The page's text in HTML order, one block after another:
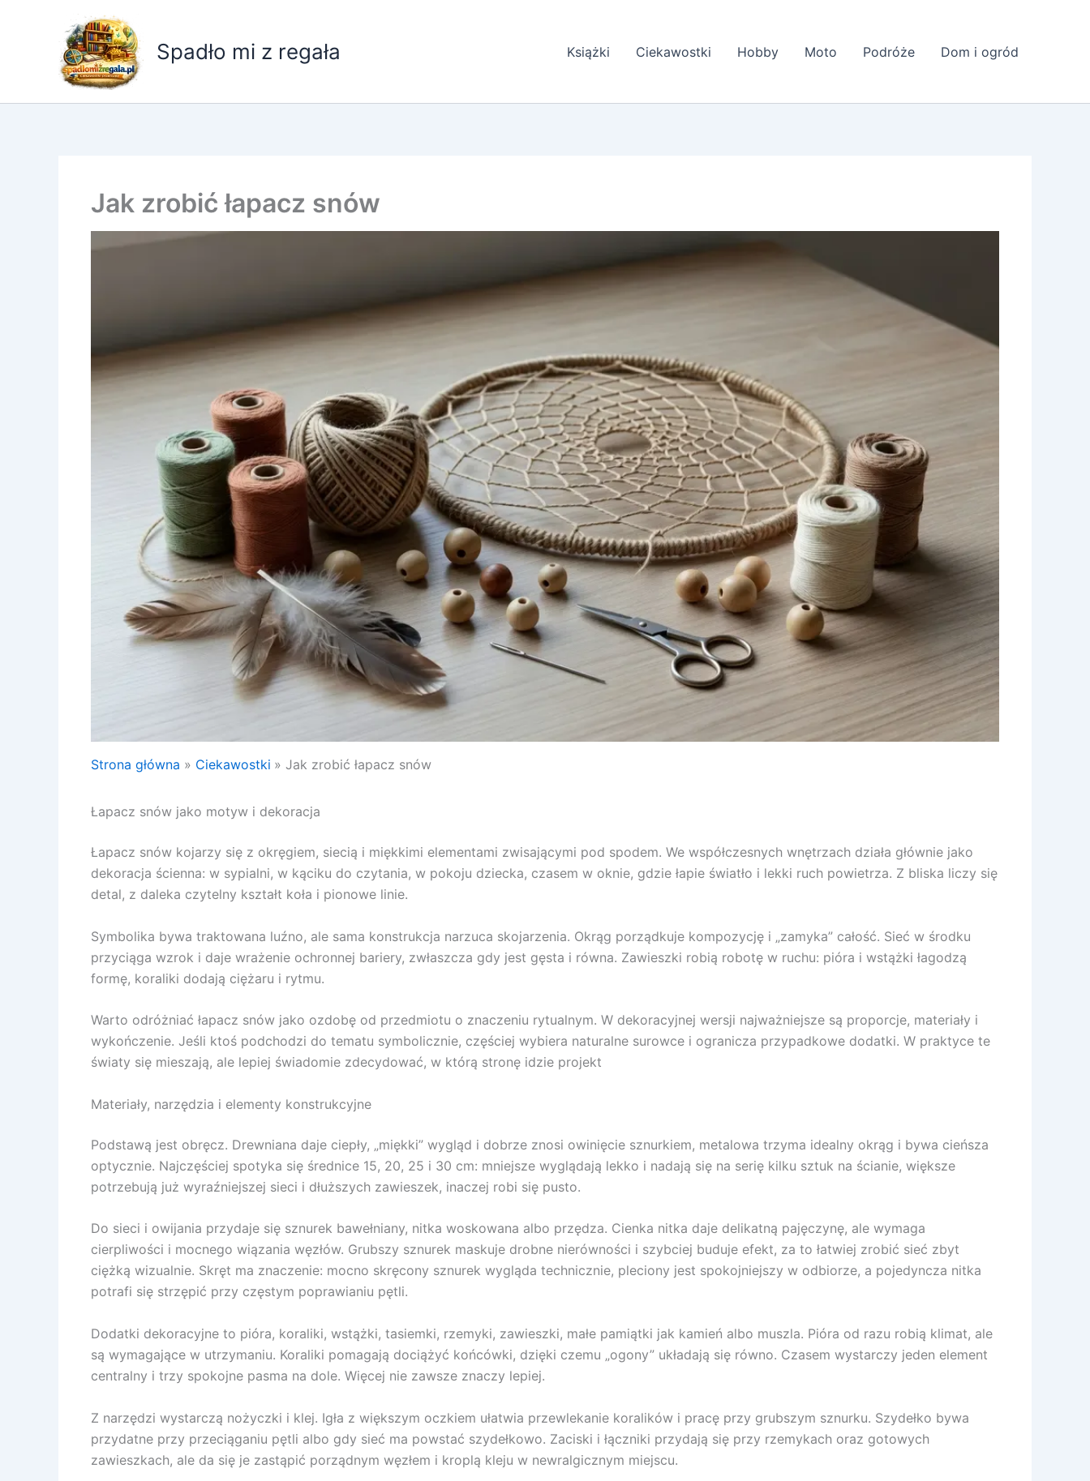
Spadło mi z regała Książki Ciekawostki Hobby Moto Podróże Dom i ogród
Jak zrobić łapacz snów
Strona główna Ciekawostki Jak zrobić łapacz snów
Łapacz snów jako motyw i dekoracja
Łapacz snów kojarzy się z okręgiem, siecią i miękkimi elementami zwisającymi pod spodem. We współczesnych wnętrzach działa głównie jako
dekoracja ścienna: w sypialni, w kąciku do czytania, w pokoju dziecka, czasem w oknie, gdzie łapie światło i lekki ruch powietrza. Z bliska liczy się
detal, z daleka czytelny kształt koła i pionowe linie.
Symbolika bywa traktowana luźno, ale sama konstrukcja narzuca skojarzenia. Okrąg porządkuje kompozycję i „zamyka” całość. Sieć w środku
przyciąga wzrok i daje wrażenie ochronnej bariery, zwłaszcza gdy jest gęsta i równa. Zawieszki robią robotę w ruchu: pióra i wstążki łagodzą
formę, koraliki dodają ciężaru i rytmu.
Warto odróżniać łapacz snów jako ozdobę od przedmiotu o znaczeniu rytualnym. W dekoracyjnej wersji najważniejsze są proporcje, materiały i
wykończenie. Jeśli ktoś podchodzi do tematu symbolicznie, częściej wybiera naturalne surowce i ogranicza przypadkowe dodatki. W praktyce te
światy się mieszają, ale lepiej świadomie zdecydować, w którą stronę idzie projekt
Materiały, narzędzia i elementy konstrukcyjne
Podstawą jest obręcz. Drewniana daje ciepły, „miękki” wygląd i dobrze znosi owinięcie sznurkiem, metalowa trzyma idealny okrąg i bywa cieńsza
optycznie. Najczęściej spotyka się średnice 15, 20, 25 i 30 cm: mniejsze wyglądają lekko i nadają się na serię kilku sztuk na ścianie, większe
potrzebują już wyraźniejszej sieci i dłuższych zawieszek, inaczej robi się pusto.
Do sieci i owijania przydaje się sznurek bawełniany, nitka woskowana albo przędza. Cienka nitka daje delikatną pajęczynę, ale wymaga
cierpliwości i mocnego wiązania węzłów. Grubszy sznurek maskuje drobne nierówności i szybciej buduje efekt, za to łatwiej zrobić sieć zbyt
ciężką wizualnie. Skręt ma znaczenie: mocno skręcony sznurek wygląda technicznie, pleciony jest spokojniejszy w odbiorze, a pojedyncza nitka
potrafi się strzępić przy częstym poprawianiu pętli.
Dodatki dekoracyjne to pióra, koraliki, wstążki, tasiemki, rzemyki, zawieszki, małe pamiątki jak kamień albo muszla. Pióra od razu robią klimat, ale
są wymagające w utrzymaniu. Koraliki pomagają dociążyć końcówki, dzięki czemu „ogony” układają się równo. Czasem wystarczy jeden element
centralny i trzy spokojne pasma na dole. Więcej nie zawsze znaczy lepiej.
Z narzędzi wystarczą nożyczki i klej. Igła z większym oczkiem ułatwia przewlekanie koralików i pracę przy grubszym sznurku. Szydełko bywa
przydatne przy przeciąganiu pętli albo gdy sieć ma powstać szydełkowo. Zaciski i łączniki przydają się przy rzemykach oraz gotowych
zawieszkach, ale da się je zastąpić porządnym węzłem i kroplą kleju w newralgicznym miejscu.